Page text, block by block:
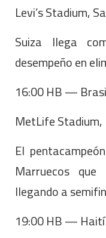
Levi’s Stadium,
Suiza llega
desempeño en
16:00 HB —
MetLife Stadium,
El
Marruecos
llegando a
19:00 HB — Haití